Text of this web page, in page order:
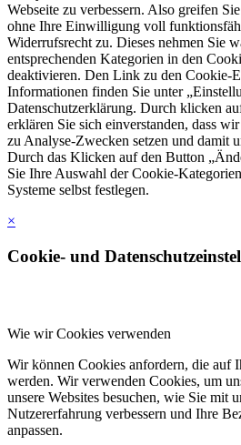
Webseite zu verbessern. Also greifen
ohne Ihre Einwilligung voll
Widerrufsrecht zu. Dieses nehmen Sie
entsprechenden Kategorien in den
deaktivieren. Den Link zu den Cookie-
Informationen finden Sie unter
Datenschutzerklärung. Durch klicken
erklären Sie sich einverstanden, dass
zu Analyse-Zwecken setzen und damit
Durch das Klicken auf den Button
Sie Ihre Auswahl der Cookie-
Systeme selbst festlegen.
×
Cookie- und
Wie wir Cookies verwenden
Wir können Cookies anfordern, die auf
werden. Wir verwenden Cookies, um
unsere Websites besuchen, wie Sie mit
Nutzererfahrung verbessern und Ihre
anpassen.